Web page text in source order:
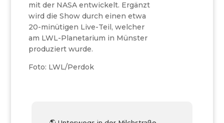
mit der NASA entwickelt. Ergänzt
wird die Show durch einen etwa
20-minütigen Live-Teil, welcher
am LWL-Planetarium in Münster
produziert wurde.
Foto: LWL/Perdok